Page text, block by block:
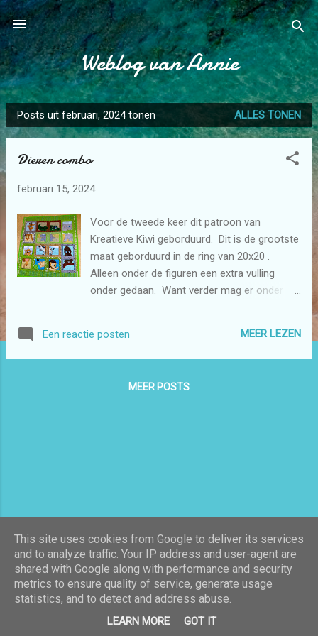
Doorgaan naar hoofdcontent
Weblog van Annie
P
o
Posts uit februari, 2024 tonen ALLES TONEN
Dieren combo
februari 15, 2024
Voor de tweede keer dit patroon van
Kreatieve Kiwi geborduurd. Dit is de grootste
maat geborduurd in de ring van 20x20 .
Alleen onder de figuren een extra vulling
onder gedaan. Want verder mag er onder
Een reactie posten MEER LEZEN
MEER POSTS
Mogelijk gemaakt door Blogger
This site uses cookies from Google to deliver its services
and to analyze traffic. Your IP address and user-agent are
shared with Google along with performance and security
metrics to ensure quality of service, generate usage
statistics, and to detect and address abuse.
LEARN MORE GOT IT